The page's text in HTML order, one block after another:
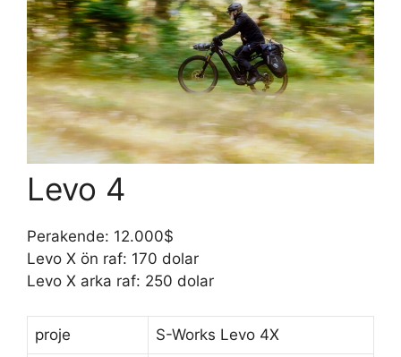
Levo 4
Perakende: 12.000$
Levo X ön raf: 170 dolar
Levo X arka raf: 250 dolar
proje S-Works Levo 4X